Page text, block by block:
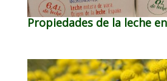
Propiedades de la leche